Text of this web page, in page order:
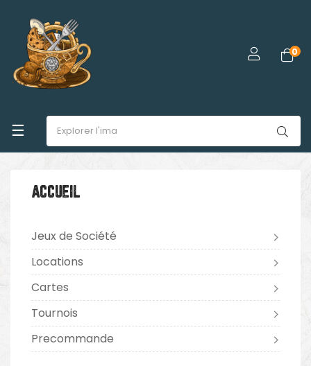
Basculer
navigation
☰
0
ACCUEIL
Jeux de Société
Locations
Cartes
Tournois
Precommande